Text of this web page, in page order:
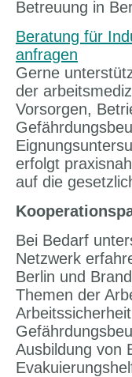
Betreuung in
Beratung für
anfragen
Gerne
der
Vorsorgen,
erfolgt
auf die
Bei Bedarf
Netzwerk
Berlin und
Themen der
Ausbildung von